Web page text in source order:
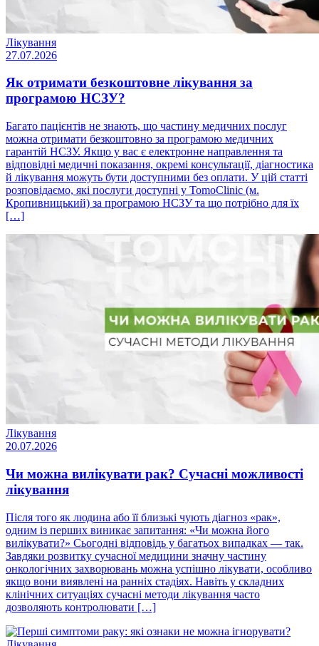
Лікування
27.07.2026
Як отримати безкоштовне лікування за
програмою НСЗУ?
Багато пацієнтів не знають, що частину медичних послуг
можна отримати безкоштовно за програмою медичних
гарантій НСЗУ. Якщо у вас є електронне направлення та
відповідні медичні показання, окремі консультації, діагностика
й лікування можуть бути доступними без оплати. У цій статті
розповідаємо, які послуги доступні у TomoClinic (м.
Кропивницький) за програмою НСЗУ та що потрібно для їх
[…]
Лікування
20.07.2026
Чи можна вилікувати рак? Сучасні можливості
лікування
Після того як людина або її близькі чують діагноз «рак»,
одним із перших виникає запитання: «Чи можна його
вилікувати?» Сьогодні відповідь у багатьох випадках — так.
Завдяки розвитку сучасної медицини значну частину
онкологічних захворювань можна успішно лікувати, особливо
якщо вони виявлені на ранніх стадіях. Навіть у складних
клінічних ситуаціях сучасні методи лікування часто
дозволяють контролювати […]